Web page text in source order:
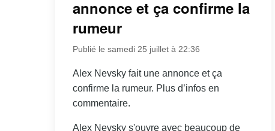
annonce et ça confirme la
rumeur
Publié le samedi 25 juillet à 22:36
Alex Nevsky fait une annonce et ça
confirme la rumeur. Plus d’infos en
commentaire.
Alex Nevsky s'ouvre avec beaucoup de